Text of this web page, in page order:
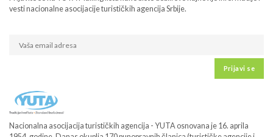
vesti nacionalne asocijacije turističkih agencija Srbije.
Prijavi se
Nacionalna asocijacija turističkih agencija - YUTA osnovana je 16. aprila